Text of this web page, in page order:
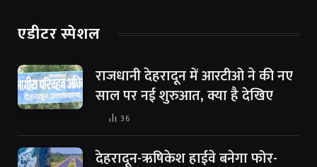
एडीटर स्पेशल
राजधानी देहरादून में आरटीओ ने की नए
साल पर नई शुरुआत, क्या है देखिए
36
देहरादून-ऋषिकेश हाईवे बनेगा फोर-